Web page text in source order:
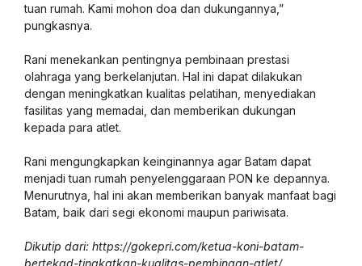
tuan rumah. Kami mohon doa dan dukungannya,”
pungkasnya.
Rani menekankan pentingnya pembinaan prestasi
olahraga yang berkelanjutan. Hal ini dapat dilakukan
dengan meningkatkan kualitas pelatihan, menyediakan
fasilitas yang memadai, dan memberikan dukungan
kepada para atlet.
Rani mengungkapkan keinginannya agar Batam dapat
menjadi tuan rumah penyelenggaraan PON ke depannya.
Menurutnya, hal ini akan memberikan banyak manfaat bagi
Batam, baik dari segi ekonomi maupun pariwisata.
Dikutip dari: https://gokepri.com/ketua-koni-batam-
bertekad-tingkatkan-kualitas-pembinaan-atlet/